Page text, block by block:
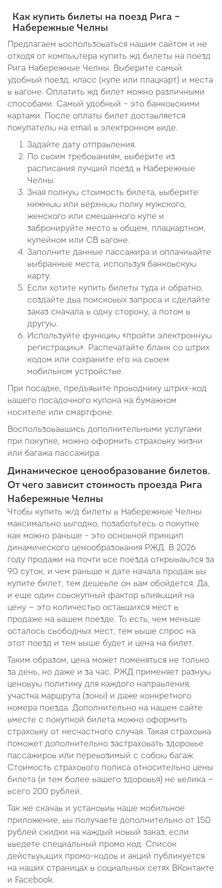
Как купить билеты на поезд Рига –
Набережные Челны
Предлагаем воспользоваться нашим сайтом и не
отходя от компьютера купить жд билеты на поезд
Рига Набережные Челны. Выберите самый
удобный поезд, класс (купе или плацкарт) и места
в вагоне. Оплатить жд билет можно различными
способами. Самый удобный – это банковскими
картами. После оплаты билет доставляется
покупателю на email в электронном виде.
Задайте дату отправления.
По своим требованиям, выберите из
расписания лучший поезд в Набережные
Челны.
Зная полную стоимость билета, выберите
нижнюю или верхнюю полку мужского,
женского или смешанного купе и
забронируйте место в общем, плацкартном,
купейном или СВ вагоне.
Заполните данные пассажира и оплачивайте
выбранные места, используя банковскую
карту.
Если хотите купить билеты туда и обратно,
создайте два поисковых запроса и сделайте
заказ сначала в одну сторону, а потом в
другую.
Используйте функцию «пройти электронную
регистрацию». Распечатайте бланк со штрих
кодом или сохраните его на своем
мобильном устройстве.
При посадке, предъявите проводнику штрих-код
вашего посадочного купона на бумажном
носителе или смартфоне.
Воспользовавшись дополнительными услугами
при покупке, можно оформить страховку жизни
или багажа пассажира.
Динамическое ценообразование билетов.
От чего зависит стоимость проезда Рига
Набережные Челны
Чтобы купить ж/д билеты в Набережные Челны
максимально выгодно, позаботьтесь о покупке
как можно раньше - это основной принцип
динамического ценообразования РЖД. В 2026
году продажи на почти все поезда открываются за
90 суток, и чем раньше к дате начала продаж вы
купите билет, тем дешевле он вам обойдется. Да,
и еще один совокупный фактор влияющий на
цену — это количество оставшихся мест в
продаже на вашем поезде. То есть, чем меньше
осталось свободных мест, тем выше спрос на
этот поезд и тем выше будет и цена на билет.
Таким образом, цена может поменяться не только
за день, но даже и за час. РЖД применяет разную
ценовую политику для каждого направления,
участка маршрута (зоны) и даже конкретного
номера поезда. Дополнительно на нашем сайте
вместе с покупкой билета можно оформить
страховку от несчастного случая. Такая страховка
поможет дополнительно застраховать здоровье
пассажиров или перевозимый с собою багаж.
Стоимость страхового полиса относительно цены
билета (и тем более вашего здоровья) не велика —
всего 200 рублей.
Так же скачав и установив наше мобильное
приложение, вы получаете дополнительно от 150
рублей скидки на каждый новый заказ, если
введете специальный промо код. Список
действующих промо-кодов и акций публикуется
на наших страницах в социальных сетях ВКонтакте
и Facebook.